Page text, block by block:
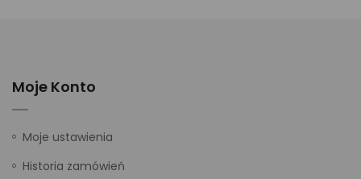
Moje Konto
Moje ustawienia
Historia zamówień